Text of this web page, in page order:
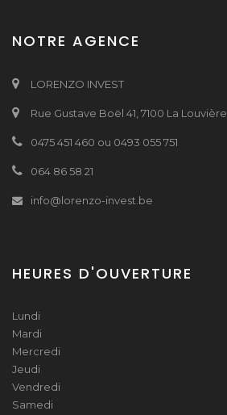
NOTRE AGENCE
LORENZO INVEST
Rue Gustave Boël 41, 7100 La Louvière
0475 451 460 ou 0493 055 751
064 86 58 21
info@lorenzo-invest.be
HEURES D'OUVERTURE
Lundi
Mardi
Mercredi
Jeudi
Vendredi
Samedi